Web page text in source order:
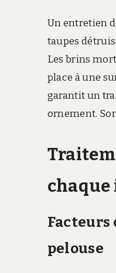
Un entretien
taupes
Les brins
place à une
garantit un
ornement.
pelouse